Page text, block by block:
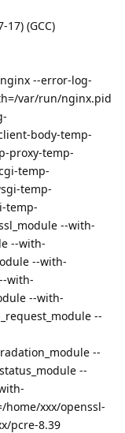
(GCC)
--error-log-
var/run/nginx.pid
body-temp-
proxy-temp-
temp-
temp-
temp-
--with-
--with-
--with-
with-
--with-
--
--
--
home/xxx/openssl-
pcre-8.39